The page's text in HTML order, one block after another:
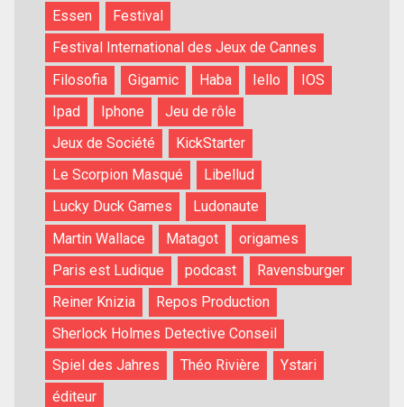
Essen
Festival
Festival International des Jeux de Cannes
Filosofia
Gigamic Haba Iello
IOS
Ipad
Iphone
Jeu de rôle
Jeux de Société
KickStarter
Le Scorpion Masqué
Libellud
Lucky Duck Games
Ludonaute
Martin Wallace
Matagot
origames
Paris est Ludique
podcast
Ravensburger
Reiner Knizia
Repos Production
Sherlock Holmes Detective Conseil
Spiel des Jahres
Théo Rivière
Ystari
éditeur